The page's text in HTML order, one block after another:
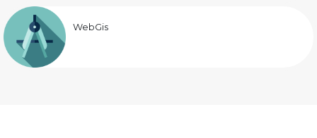
WebGis